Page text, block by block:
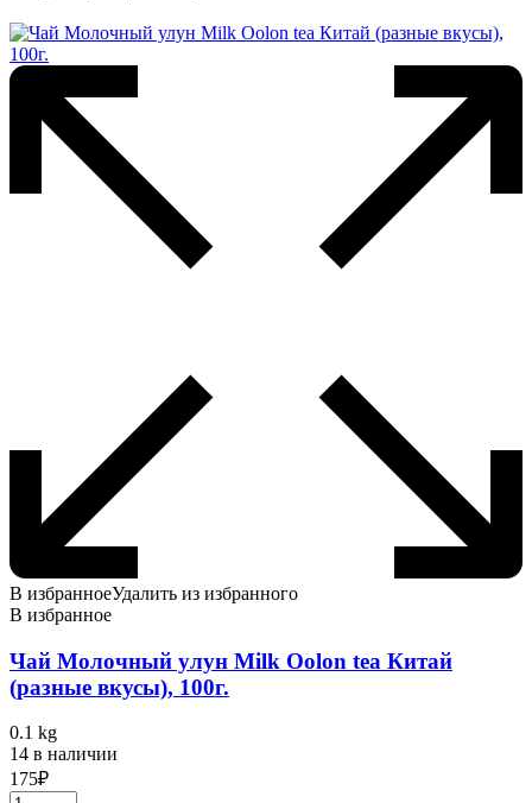
В избранноеУдалить из избранного
В избранное
Чай Молочный улун Milk Oolon tea Китай
(разные вкусы), 100г.
0.1 kg
14 в наличии
175₽